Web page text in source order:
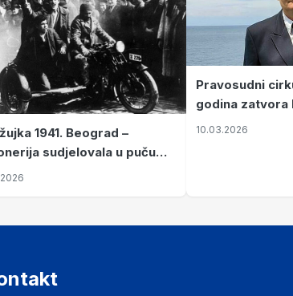
1941. Beograd –
sudjelovala u puču
Jugoslaviju odveo u krvavi
Pravosudni
godina zatvora
kapetanu kojeg
10.03.2026